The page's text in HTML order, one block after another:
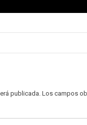
publicada. Los campos